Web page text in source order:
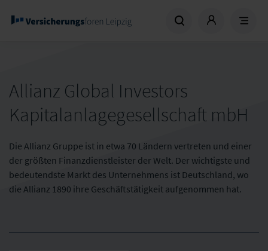
Allianz Global Investors
Kapitalanlagegesellschaft mbH
Die Allianz Gruppe ist in etwa 70 Ländern vertreten und einer
der größten Finanzdienstleister der Welt. Der wichtigste und
bedeutendste Markt des Unternehmens ist Deutschland, wo
die Allianz 1890 ihre Geschäftstätigkeit aufgenommen hat.